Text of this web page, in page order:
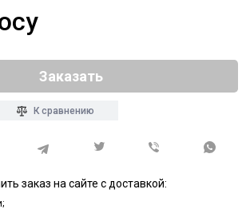
Заказать
К сравнению
заказ на сайте с доставкой: